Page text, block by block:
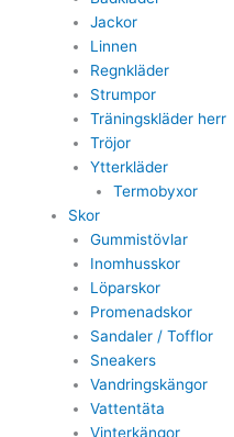
Jackor
Linnen
Regnkläder
Strumpor
Träningskläder herr
Tröjor
Ytterkläder
Termobyxor
Skor
Gummistövlar
Inomhusskor
Löparskor
Promenadskor
Sandaler / Tofflor
Sneakers
Vandringskängor
Vattentäta
Vinterkängor